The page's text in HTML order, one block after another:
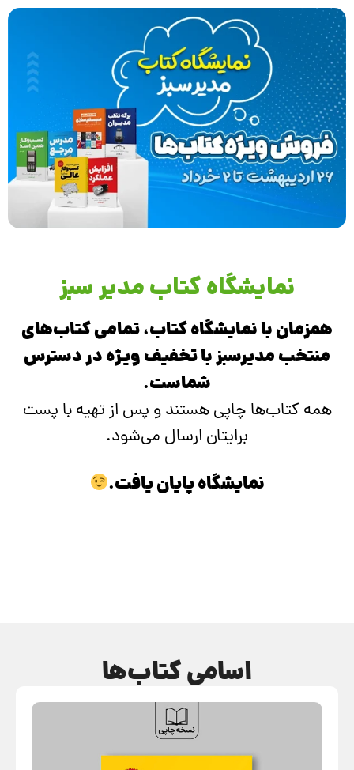
نمایشگاه کتاب مدیر سبز
همزمان با نمایشگاه کتاب، تمامی کتاب‌های
منتخب مدیرسبز با تخفیف ویژه در دسترس
شماست.
همه کتاب‌ها چاپی هستند و پس از تهیه با پست
برایتان ارسال می‌شود.
نمایشگاه پایان یافت.
اسامی کتاب‌ها